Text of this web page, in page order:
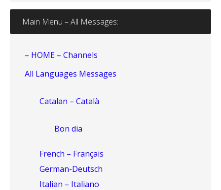
Main Menu – All Messages:
– HOME – Channels
All Languages Messages
Catalan – Català
Bon dia
French – Français
German-Deutsch
Italian – Italiano